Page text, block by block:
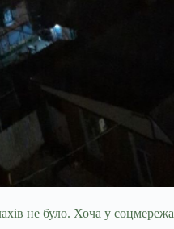
не було. Хоча у